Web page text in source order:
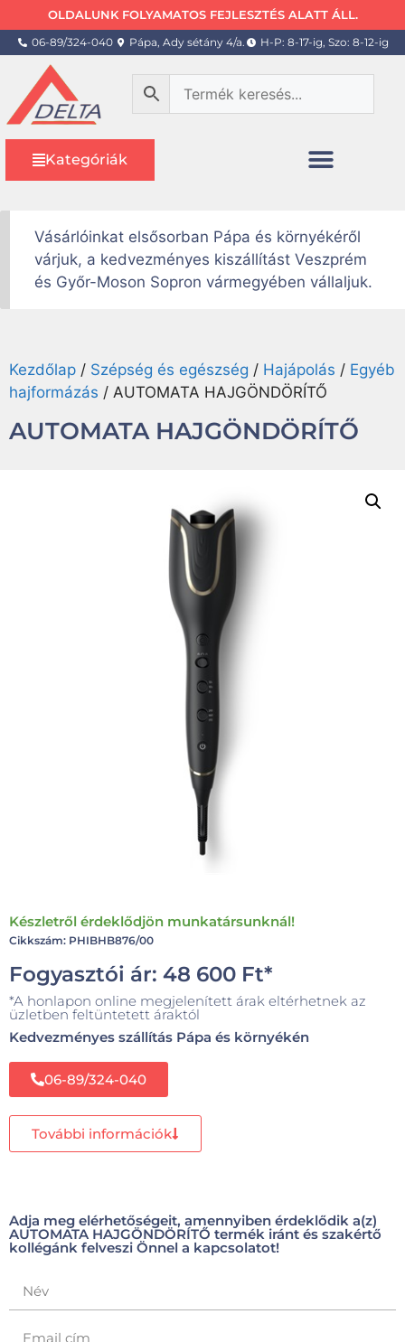
OLDALUNK FOLYAMATOS FEJLESZTÉS ALATT ÁLL.
06-89/324-040 Pápa, Ady sétány 4/a. H-P: 8-17-ig, Szo: 8-12-ig
Kategóriák
Vásárlóinkat elsősorban Pápa és környékéről
várjuk, a kedvezményes kiszállítást Veszprém
és Győr-Moson Sopron vármegyében vállaljuk.
Kezdőlap / Szépség és egészség / Hajápolás / Egyéb
hajformázás / AUTOMATA HAJGÖNDÖRÍTŐ
AUTOMATA HAJGÖNDÖRÍTŐ
Készletről érdeklődjön munkatársunknál!
Cikkszám: PHIBHB876/00
Fogyasztói ár: 48 600 Ft*
*A honlapon online megjelenített árak eltérhetnek az
üzletben feltüntetett áraktól
Kedvezményes szállítás Pápa és környékén
06-89/324-040
További információk
Adja meg elérhetőségeit, amennyiben érdeklődik a(z)
AUTOMATA HAJGÖNDÖRÍTŐ termék iránt és szakértő
kollégánk felveszi Önnel a kapcsolatot!